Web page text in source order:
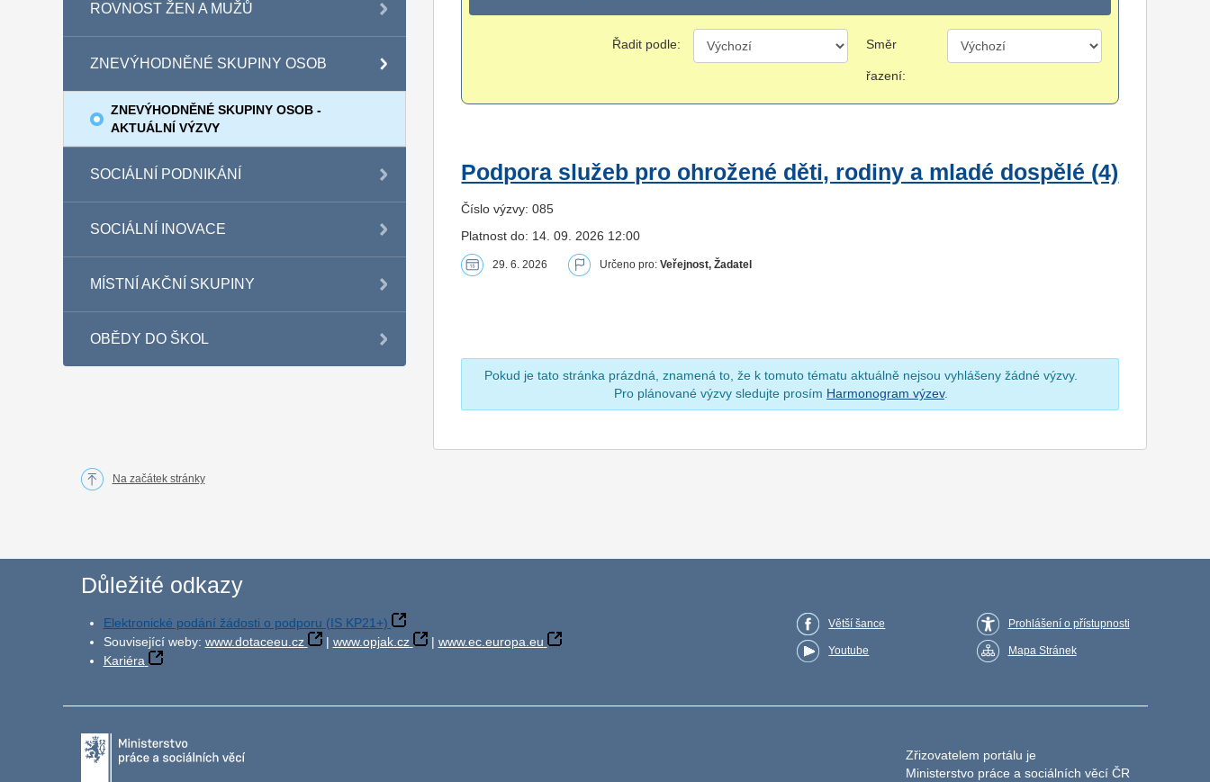
ROVNOST ŽEN A MUŽŮ
ZNEVÝHODNĚNÉ SKUPINY OSOB
ZNEVÝHODNĚNÉ SKUPINY OSOB -
AKTUÁLNÍ VÝZVY
SOCIÁLNÍ PODNIKÁNÍ
SOCIÁLNÍ INOVACE
MÍSTNÍ AKČNÍ SKUPINY
OBĚDY DO ŠKOL
Řadit podle: Směr
řazení:
Podpora služeb pro ohrožené děti, rodiny a mladé dospělé (4)
Číslo výzvy: 085
Platnost do: 14. 09. 2026 12:00
29. 6. 2026 Určeno pro:Veřejnost, Žadatel
Pokud je tato stránka prázdná, znamená to, že k tomuto tématu aktuálně nejsou vyhlášeny žádné výzvy.
Pro plánované výzvy sledujte prosím Harmonogram výzev.
Na začátek stránky
Důležité odkazy
Elektronické podání žádosti o podporu (IS KP21+)
Související weby: www.dotaceeu.cz | www.opjak.cz | www.ec.europa.eu
Kariéra
Větší šance
Youtube
Prohlášení o přístupnosti
Mapa Stránek
Zřizovatelem portálu je
Ministerstvo práce a sociálních věcí ČR